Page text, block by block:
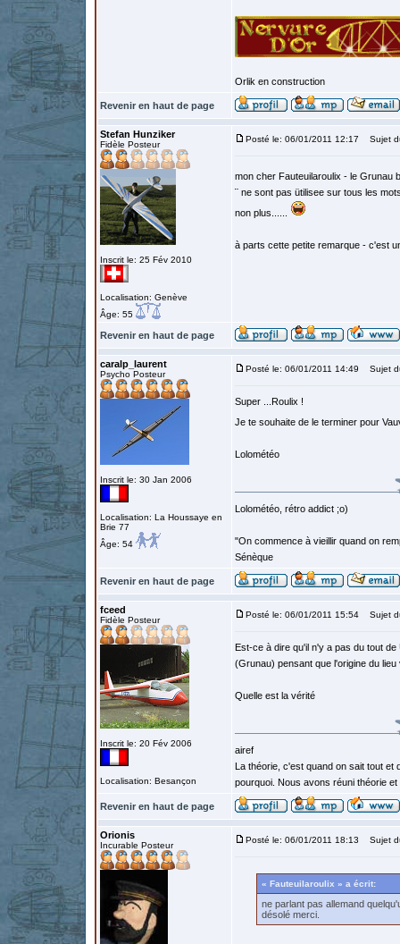
Orlik en construction
Revenir en haut de page
Stefan Hunziker
Fidèle Posteur
Inscrit le: 25 Fév 2010
Localisation: Genève
Âge: 55
Posté le: 06/01/2011 12:17 Sujet
mon cher Fauteuilaroulix - le Grunau
¨ ne sont pas ütilisee sur tous les
non plus......
à parts cette petite remarque - c'est
Revenir en haut de page
caralp_laurent
Psycho Posteur
Inscrit le: 30 Jan 2006
Localisation: La Houssaye en
Brie 77
Âge: 54
Posté le: 06/01/2011 14:49 Sujet
Super ...Roulix !
Je te souhaite de le terminer pour
Lolométéo
Lolométéo, rétro addict ;o)
"On commence à vieillir quand on
Sénèque
Revenir en haut de page
fceed
Fidèle Posteur
Inscrit le: 20 Fév 2006
Localisation: Besançon
Posté le: 06/01/2011 15:54 Sujet
Est-ce à dire qu'il n'y a pas du tout
(Grunau) pensant que l'origine du
Quelle est la vérité
airef
La théorie, c'est quand on sait tout et
pourquoi. Nous avons réuni théorie
Revenir en haut de page
Orionis
Incurable Posteur
Posté le: 06/01/2011 18:13 Sujet
« Fauteuilaroulix » a écrit:
ne parlant pas allemand
désolé merci.